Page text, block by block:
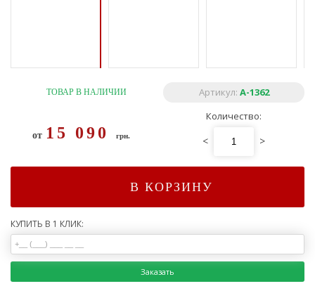
ТОВАР В НАЛИЧИИ Артикул: A-1362
от 15 090 грн.
Количество:
< >
В КОРЗИНУ
КУПИТЬ В 1 КЛИК:
Заказать